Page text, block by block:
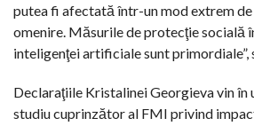
putea fi afectată într-un mod extrem
omenire. Măsurile de protecţie socială
inteligenţei artificiale sunt primordiale”,
Declaraţiile Kristalinei Georgieva vin în
studiu cuprinzător al FMI privind